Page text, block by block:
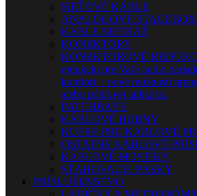
SIEŤOVÉ KÁBLE
ANALÓGOVÉ
KÁBLE METRÁŽ
KONEKTORY
KONEKTOROVÉ
redukciu pre Vaše audio
komfort + nové možnosti
alebo pódiovej aplikácii.
PATCHBAYE
KÁBLOVÉ BUBNY
KUFRE PRE KÁBLOVÉ
OSTATNÉ KÁBLOVÉ
KÁBLOVÉ MOSTÍKY
SŤAHOVACIE PÁSKY
PRÍSLUŠENSTVO